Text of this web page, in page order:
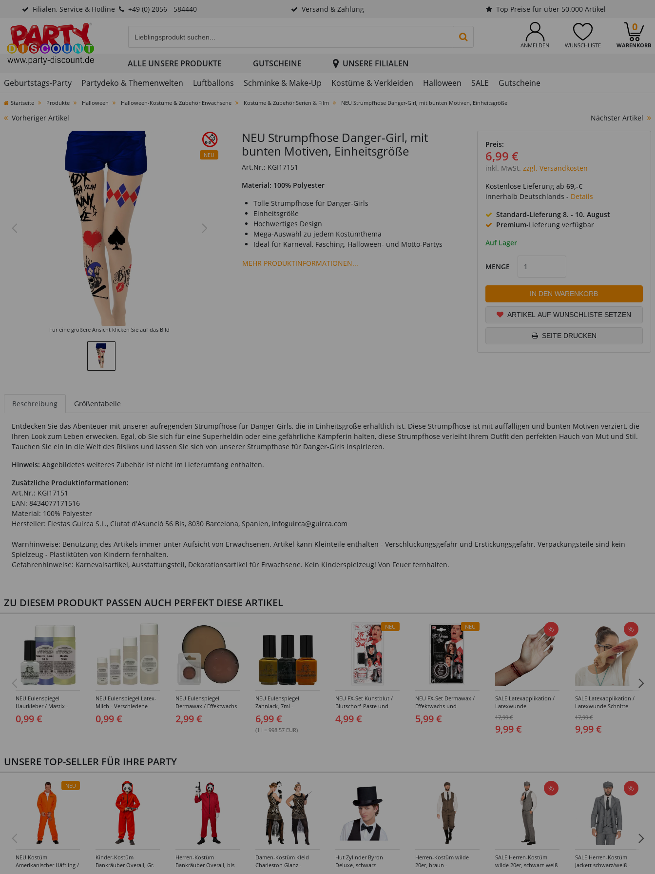
Filialen, Service & Hotline +49 (0) 2056 - 584440 Versand & Zahlung Top Preise für über 50.000 Artikel
ANMELDEN WUNSCHLISTE WARENKORB
0
PRODUKTSUCHE STARTEN
ALLE UNSERE PRODUKTE GUTSCHEINE
UNSERE FILIALEN
Geburtstags-Party
Partydeko & Themenwelten Luftballons Schminke & Make-Up Kostüme & Verkleiden Halloween SALE Gutscheine
Startseite Produkte Halloween Halloween-Kostüme & Zubehör Erwachsene Kostüme & Zubehör Serien & Film NEU Strumpfhose Danger-Girl, mit bunten Motiven, Einheitsgröße
Vorheriger Artikel Nächster Artikel
NEU
Für eine größere Ansicht klicken Sie auf das Bild
NEU Strumpfhose Danger-Girl, mit
bunten Motiven, Einheitsgröße
Art.Nr.: KGI17151
Material: 100% Polyester
Tolle Strumpfhose für Danger-Girls
Einheitsgröße
Hochwertiges Design
Mega-Auswahl zu jedem Kostümthema
Ideal für Karneval, Fasching, Halloween- und Motto-Partys
MEHR PRODUKTINFORMATIONEN...
Preis:
6,99 €
inkl. MwSt. zzgl. Versandkosten
Kostenlose Lieferung ab 69,-€
innerhalb Deutschlands - Details
Standard-Lieferung 8. - 10. August
Premium-Lieferung verfügbar
Auf Lager
MENGE
IN DEN WARENKORB
ARTIKEL AUF WUNSCHLISTE SETZEN
SEITE DRUCKEN
Beschreibung Größentabelle
Entdecken Sie das Abenteuer mit unserer aufregenden Strumpfhose für Danger-Girls, die in Einheitsgröße erhältlich ist. Diese Strumpfhose ist mit auffälligen und bunten Motiven verziert, die
Ihren Look zum Leben erwecken. Egal, ob Sie sich für eine Superheldin oder eine gefährliche Kämpferin halten, diese Strumpfhose verleiht Ihrem Outfit den perfekten Hauch von Mut und Stil.
Tauchen Sie ein in die Welt des Risikos und lassen Sie sich von unserer Strumpfhose für Danger-Girls inspirieren.
Hinweis: Abgebildetes weiteres Zubehör ist nicht im Lieferumfang enthalten.
Zusätzliche Produktinformationen:
Art.Nr.: KGI17151
EAN: 8434077171516
Material: 100% Polyester
Hersteller: Fiestas Guirca S.L., Ciutat d'Asunció 56 Bis, 8030 Barcelona, Spanien, infoguirca@guirca.com
Warnhinweise: Benutzung des Artikels immer unter Aufsicht von Erwachsenen. Artikel kann Kleinteile enthalten - Verschluckungsgefahr und Erstickungsgefahr. Verpackungsteile sind kein
Spielzeug - Plastiktüten von Kindern fernhalten.
Gefahrenhinweise: Karnevalsartikel, Ausstattungsteil, Dekorationsartikel für Erwachsene. Kein Kinderspielzeug! Von Feuer fernhalten.
ZU DIESEM PRODUKT PASSEN AUCH PERFEKT DIESE ARTIKEL
NEU Eulenspiegel
Hautkleber / Mastix -
Verschiedene Artikel
0,99 €
NEU Eulenspiegel Latex-
Milch - Verschiedene
Artikel
0,99 €
NEU Eulenspiegel
Dermawax / Effektwachs
- Verschiedene
Ausführungen
2,99 €
NEU Eulenspiegel
Zahnlack, 7ml -
Verschiedene Farbtöne
6,99 €
(1 l = 998.57 EUR)
NEU
NEU FX-Set Kunstblut /
Blutschorf-Paste und
Schwamm, 24,8 ml, für
realistische Wunden und
4,99 €
NEU
NEU FX-Set Dermawax /
Effektwachs und
Modellier-Spatel, 25 g,
für realistische Narben,
5,99 €
%
SALE Latexapplikation /
Latexwunde
Handgelenk-Schnitt zum
Aufkleben
17,99 €
9,99 €
%
SALE Latexapplikation /
Latexwunde Schnitte
zum Aufkleben
17,99 €
9,99 €
UNSERE TOP-SELLER FÜR IHRE PARTY
NEU
NEU Kostüm
Amerikanischer Häftling /
Kinder-Kostüm
Bankräuber Overall, Gr.
Herren-Kostüm
Bankräuber Overall, bis
Damen-Kostüm Kleid
Charleston Glanz -
Hut Zylinder Byron
Deluxe, schwarz
Herren-Kostüm wilde
20er, braun -
%
SALE Herren-Kostüm
wilde 20er, schwarz-weiß
%
SALE Herren-Kostüm
Jackett schwarz/weiß -